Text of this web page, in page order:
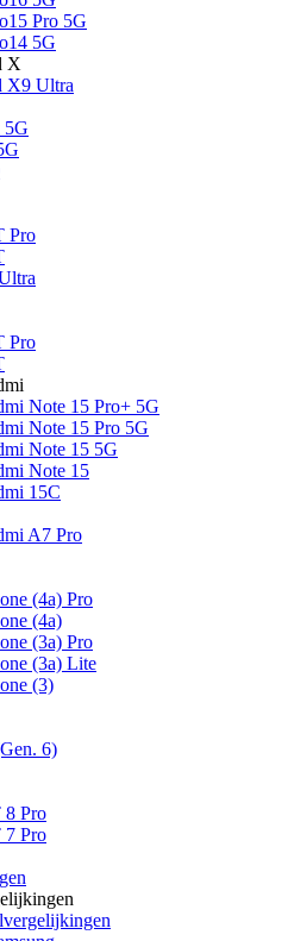
Pro 5G
5G
X
X9 Ultra
5G
Pro
Pro
Note 15 Pro+ 5G
Note 15 Pro 5G
Note 15 5G
Note 15
15C
A7 Pro
(4a) Pro
(4a)
(3a) Pro
(3a) Lite
(3)
6)
8 Pro
7 Pro